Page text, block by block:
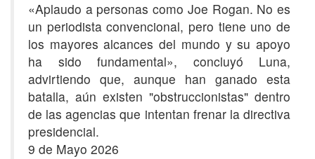
«Aplaudo a personas como Joe Rogan. No es
un periodista convencional, pero tiene uno de
los mayores alcances del mundo y su apoyo
ha sido fundamental», concluyó Luna,
advirtiendo que, aunque han ganado esta
batalla, aún existen "obstruccionistas" dentro
de las agencias que intentan frenar la directiva
presidencial.
9 de Mayo 2026